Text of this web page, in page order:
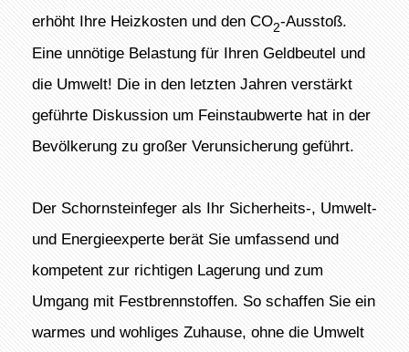
erhöht Ihre Heizkosten und den CO2-Ausstoß.
Eine unnötige Belastung für Ihren Geldbeutel und
die Umwelt! Die in den letzten Jahren verstärkt
geführte Diskussion um Feinstaubwerte hat in der
Bevölkerung zu großer Verunsicherung geführt.
Der Schornsteinfeger als Ihr Sicherheits-, Umwelt-
und Energieexperte berät Sie umfassend und
kompetent zur richtigen Lagerung und zum
Umgang mit Festbrennstoffen. So schaffen Sie ein
warmes und wohliges Zuhause, ohne die Umwelt